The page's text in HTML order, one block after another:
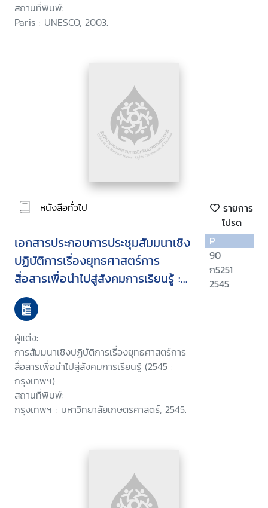
สถานที่พิมพ์:
Paris : UNESCO, 2003.
หนังสือทั่วไป
รายการ
โปรด
เอกสารประกอบการประชุมสัมมนาเชิง
ปฏิบัติการเรื่องยุทธศาสตร์การ
สื่อสารเพื่อนำไปสู่สังคมการเรียนรู้ :
บทเรียนจาก IPDC-UNESCO สู่สังคม
ไทย วันที่ 16 กันยายน 2545 โรงแรม
มารวยการ์เด้น กรุงเทพมหานคร
ผู้แต่ง:
การสัมมนาเชิงปฏิบัติการเรื่องยุทธศาสตร์การ
สื่อสารเพื่อนำไปสู่สังคมการเรียนรู้ (2545 :
กรุงเทพฯ)
สถานที่พิมพ์:
กรุงเทพฯ : มหาวิทยาลัยเกษตรศาสตร์, 2545.
P
90
ก5251
2545